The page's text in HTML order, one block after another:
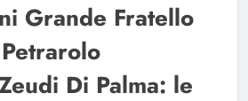
Grande Fratello
Di Palma: le